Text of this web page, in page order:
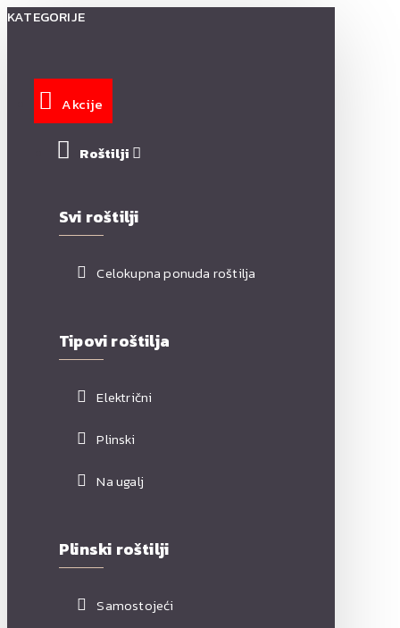
KATEGORIJE
Akcije
Roštilji
Svi roštilji
Celokupna ponuda roštilja
Tipovi roštilja
Električni
Plinski
Na ugalj
Plinski roštilji
Samostojeći